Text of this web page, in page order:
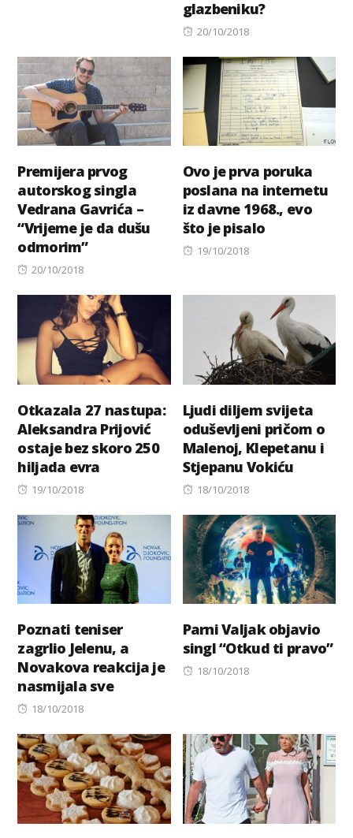
glazbeniku?
Posted
20/10/2018
Premijera prvog
autorskog singla
Vedrana Gavrića –
“Vrijeme je da dušu
odmorim”
Posted
20/10/2018
Ovo je prva poruka
poslana na internetu
iz davne 1968., evo
što je pisalo
Posted
19/10/2018
Otkazala 27 nastupa:
Aleksandra Prijović
ostaje bez skoro 250
hiljada evra
Posted
19/10/2018
Ljudi diljem svijeta
oduševljeni pričom o
Malenoj, Klepetanu i
Stjepanu Vokiću
Posted
18/10/2018
Poznati teniser
zagrlio Jelenu, a
Novakova reakcija je
nasmijala sve
Posted
18/10/2018
Parni Valjak objavio
singl “Otkud ti pravo”
Posted
18/10/2018